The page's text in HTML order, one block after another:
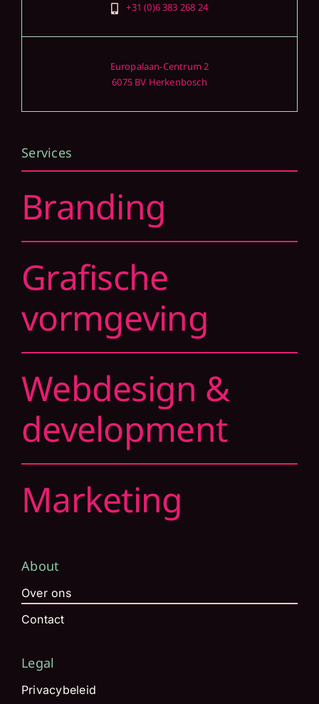
+31 (0)6 383 268 24
Europalaan-Centrum 2
6075 BV Herkenbosch
Services
Branding
Grafische
vormgeving
Webdesign &
development
Marketing
About
Over ons
Contact
Legal
Privacybeleid